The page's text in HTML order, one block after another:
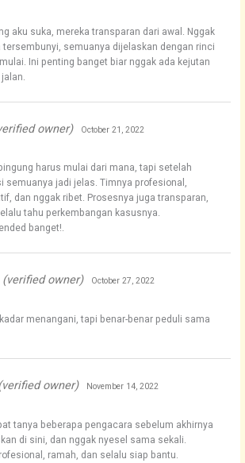
aku suka, mereka transparan dari awal. Nggak
tersembunyi, semuanya dijelaskan dengan rinci
Ini penting banget biar nggak ada kejutan
owner) October 21, 2022
harus mulai dari mana, tapi setelah
semuanya jadi jelas. Timnya profesional,
dan nggak ribet. Prosesnya juga transparan,
tahu perkembangan kasusnya.
banget!.
(verified owner) October 27, 2022
menangani, tapi benar-benar peduli sama
owner) November 14, 2022
tanya beberapa pengacara sebelum akhirnya
di sini, dan nggak nyesel sama sekali.
ramah, dan selalu siap bantu.